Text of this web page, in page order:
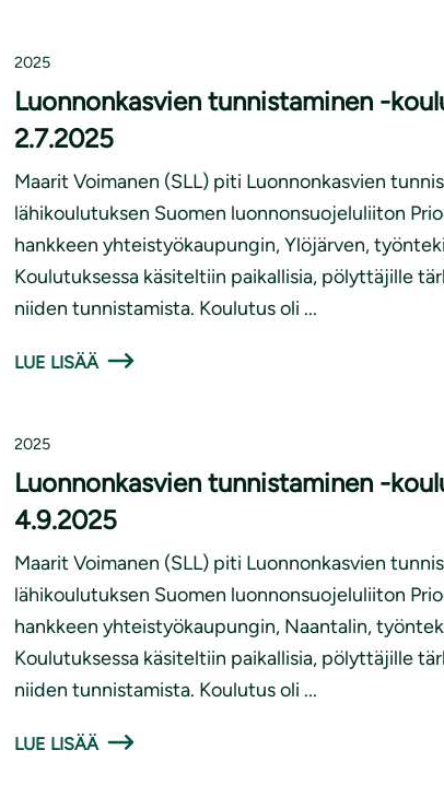
2025
Luonnonkasvien tunnistaminen -
2.7.2025
Maarit Voimanen (SLL) piti Luonnonkasvien
lähikoulutuksen Suomen luonnonsuojeluliiton
hankkeen yhteistyökaupungin, Ylöjärven,
Koulutuksessa käsiteltiin paikallisia, pölyttäjille
niiden tunnistamista. Koulutus oli ...
LUE LISÄÄ
2025
Luonnonkasvien tunnistaminen -
4.9.2025
Maarit Voimanen (SLL) piti Luonnonkasvien
lähikoulutuksen Suomen luonnonsuojeluliiton
hankkeen yhteistyökaupungin, Naantalin,
Koulutuksessa käsiteltiin paikallisia, pölyttäjille
niiden tunnistamista. Koulutus oli ...
LUE LISÄÄ